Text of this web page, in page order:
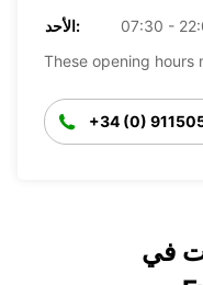
الأحد:
07:30 -
These opening hours
+34 (0)
في